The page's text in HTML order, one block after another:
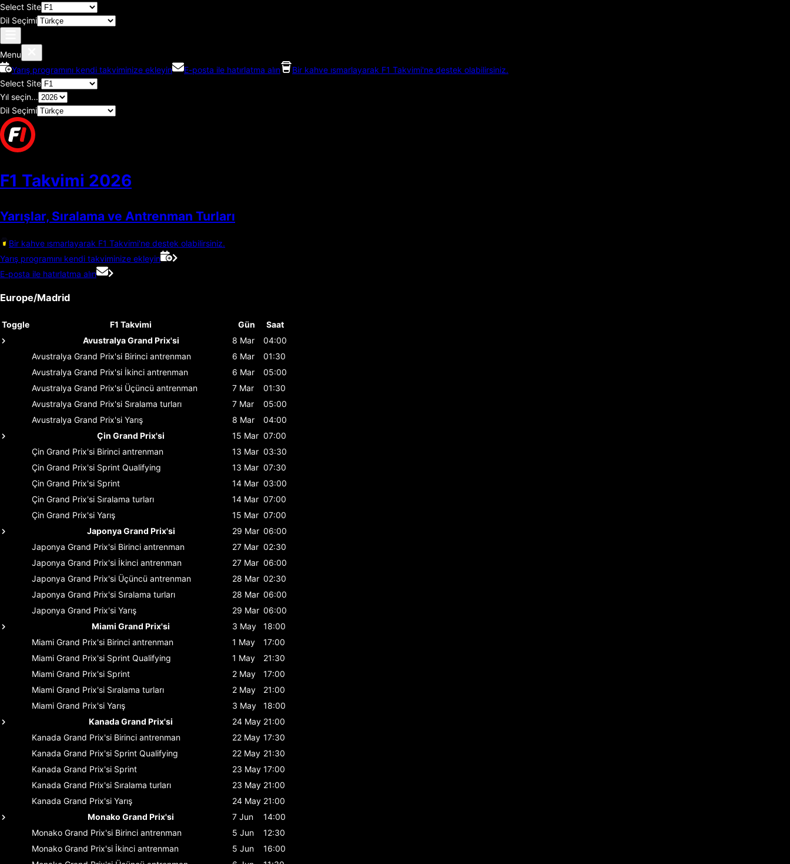
Select Site
Dil Seçimi
Menu
Yarış programını kendi takviminize ekleyin
E-posta ile hatırlatma alın
Bir kahve ısmarlayarak F1 Takvimi'ne destek olabilirsiniz.
Select Site
Yıl seçin...
Dil Seçimi
F1 Takvimi 2026
Yarışlar, Sıralama ve Antrenman Turları
Bir kahve ısmarlayarak F1 Takvimi'ne destek olabilirsiniz.
Yarış programını kendi takviminize ekleyin
E-posta ile hatırlatma alın
Europe/Madrid
Toggle F1 Takvimi Gün
Saat
Avustralya Grand Prix'si
8 Mar
04:00
Avustralya Grand Prix'si Birinci antrenman 6 Mar
01:30
Avustralya Grand Prix'si İkinci antrenman 6 Mar
05:00
Avustralya Grand Prix'si Üçüncü antrenman 7 Mar
01:30
Avustralya Grand Prix'si Sıralama turları 7 Mar
05:00
Avustralya Grand Prix'si Yarış 8 Mar
04:00
Çin Grand Prix'si
15 Mar 07:00
Çin Grand Prix'si Birinci antrenman 13 Mar 03:30
Çin Grand Prix'si Sprint Qualifying 13 Mar 07:30
Çin Grand Prix'si Sprint 14 Mar 03:00
Çin Grand Prix'si Sıralama turları 14 Mar 07:00
Çin Grand Prix'si Yarış 15 Mar 07:00
Japonya Grand Prix'si
29 Mar 06:00
Japonya Grand Prix'si Birinci antrenman 27 Mar 02:30
Japonya Grand Prix'si İkinci antrenman 27 Mar 06:00
Japonya Grand Prix'si Üçüncü antrenman 28 Mar 02:30
Japonya Grand Prix'si Sıralama turları 28 Mar 06:00
Japonya Grand Prix'si Yarış 29 Mar 06:00
Miami Grand Prix'si
3 May
18:00
Miami Grand Prix'si Birinci antrenman 1 May
17:00
Miami Grand Prix'si Sprint Qualifying 1 May
21:30
Miami Grand Prix'si Sprint 2 May
17:00
Miami Grand Prix'si Sıralama turları 2 May
21:00
Miami Grand Prix'si Yarış 3 May
18:00
Kanada Grand Prix'si
24 May 21:00
Kanada Grand Prix'si Birinci antrenman 22 May 17:30
Kanada Grand Prix'si Sprint Qualifying 22 May 21:30
Kanada Grand Prix'si Sprint 23 May 17:00
Kanada Grand Prix'si Sıralama turları 23 May 21:00
Kanada Grand Prix'si Yarış 24 May 21:00
Monako Grand Prix'si
7 Jun
14:00
Monako Grand Prix'si Birinci antrenman 5 Jun
12:30
Monako Grand Prix'si İkinci antrenman 5 Jun
16:00